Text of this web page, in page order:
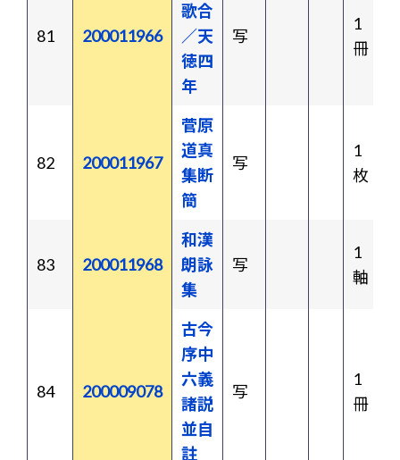
81 200011966
歌合
／天
徳四
年
写
1
冊
82 200011967
菅原
道真
集断
簡
写
1
枚
83 200011968
和漢
朗詠
集
写
1
軸
84 200009078
古今
序中
六義
諸説
並自
註
写
1
冊